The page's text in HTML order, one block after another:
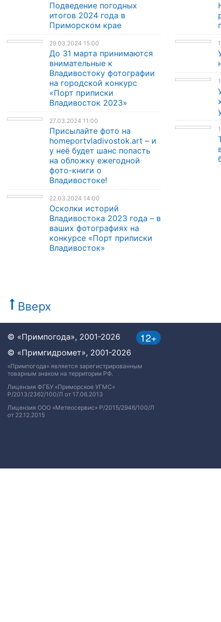
Подведение погодных
итогов 2024 года в
Приморском крае
29.03.2024 15:00
До 31 марта принимаются
внимательные к
Владивостоку фотографии
на городской конкурс
«Порт приписки
Владивосток 2023»
27.03.2024 11:00
Присылайте фото на
homeportvladivostok.art – и
у неё будет шанс попасть
на обложку ежегодной
фото-книги о
Владивостоке!
22.03.2024 14:00
Осколки историй
Владивостока 2023 года – в
ваших фотографиях на
конкурсе «Порт приписки
Владивосток»
Вверх
12+
© «Примпогода», 2001-2026
© «Примгидромет», 2001-2026
«Примпогода» является зарегистрированным
товарным знаком на территории РФ.
Лицензия ФГБУ «Приморское УГМС»
Р/2013/2362/100/Л от 17.06.2013
Лицензия ООО «Метеосервис» Р/2015/2946/100/Л
от 22.12.2015